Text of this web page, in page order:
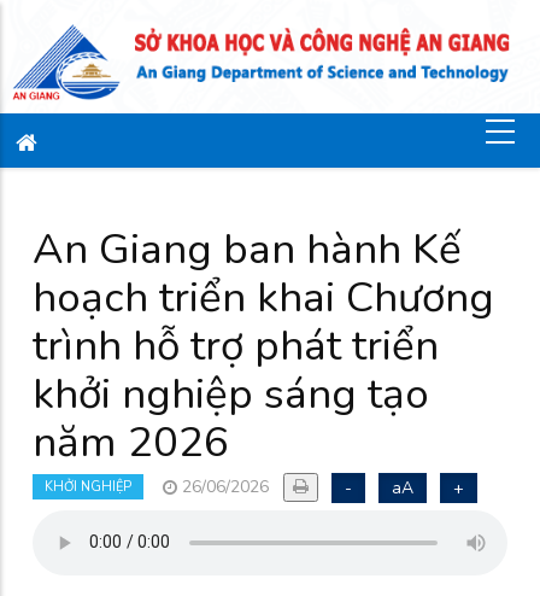
An Giang ban hành Kế
hoạch triển khai Chương
trình hỗ trợ phát triển
khởi nghiệp sáng tạo
năm 2026
KHỞI NGHIỆP 26/06/2026 - aA +